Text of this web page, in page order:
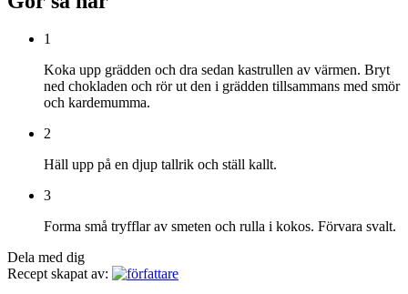
1
Koka upp grädden och dra sedan kastrullen av värmen. Bryt
ned chokladen och rör ut den i grädden tillsammans med smör
och kardemumma.
2
Häll upp på en djup tallrik och ställ kallt.
3
Forma små tryfflar av smeten och rulla i kokos. Förvara svalt.
Dela med dig
Recept skapat av: